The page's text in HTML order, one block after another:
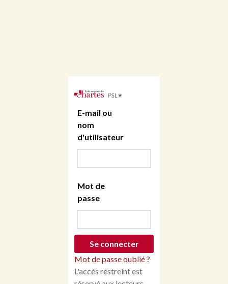
E-mail ou
nom
d'utilisateur
Mot de
passe
Mot de passe oublié ?
L'accès restreint est